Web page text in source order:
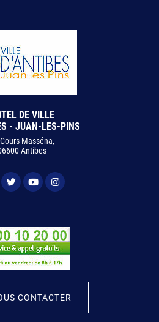
DE VILLE
- JUAN-LES-PINS
Masséna,
Antibes
CONTACTER